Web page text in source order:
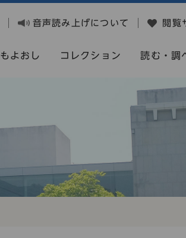
音声読み上げについて 閲覧
もよおし コレクション 読む・調